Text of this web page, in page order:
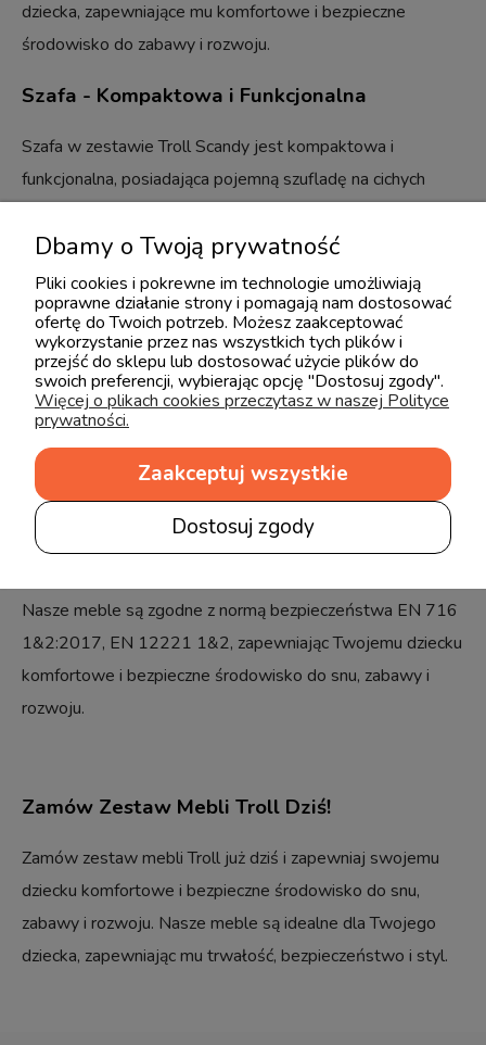
dziecka, zapewniające mu komfortowe i bezpieczne
środowisko do zabawy i rozwoju.
Szafa - Kompaktowa i Funkcjonalna
Szafa w zestawie Troll Scandy jest kompaktowa i
funkcjonalna, posiadająca pojemną szufladę na cichych
drążek na wieszaki. Jest to idealne rozwiązanie dla
Twojego dziecka, zapewniające mu komfortowe i
bezpieczne środowisko do zabawy i rozwoju.
Materiały i Wykonanie
Nasze meble są wykonane z materiałów najwyższej
jakości, takich jak brzoza i MDF, zapewniających trwałość i
bezpieczeństwo. Kolorystyka mebli jest biała, z nogami w
kolorze naturalnego drewna.
Jakość i Bezpieczeństwo
Nasze meble są zgodne z normą bezpieczeństwa EN 716
1&2:2017, EN 12221 1&2, zapewniając Twojemu dziecku
komfortowe i bezpieczne środowisko do snu, zabawy i
rozwoju.
Zamów Zestaw Mebli Troll Dziś!
Zamów zestaw mebli Troll już dziś i zapewniaj swojemu
dziecku komfortowe i bezpieczne środowisko do snu,
zabawy i rozwoju. Nasze meble są idealne dla Twojego
dziecka, zapewniając mu trwałość, bezpieczeństwo i styl.
Dbamy o Twoją prywatność
Pliki cookies i pokrewne im technologie umożliwiają
poprawne działanie strony i pomagają nam dostosować
ofertę do Twoich potrzeb. Możesz zaakceptować
wykorzystanie przez nas wszystkich tych plików i
przejść do sklepu lub dostosować użycie plików do
swoich preferencji, wybierając opcję "Dostosuj zgody".
Więcej o plikach cookies przeczytasz w naszej Polityce
prywatności.
Dostosuj zgody
Zaakceptuj wszystkie